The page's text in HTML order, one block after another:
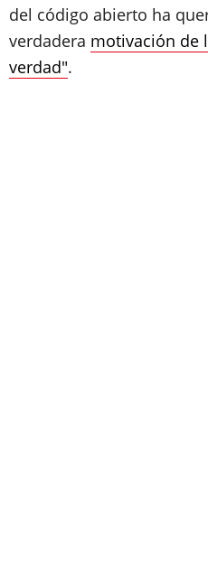
del código abierto ha
verdadera motivación de
verdad".